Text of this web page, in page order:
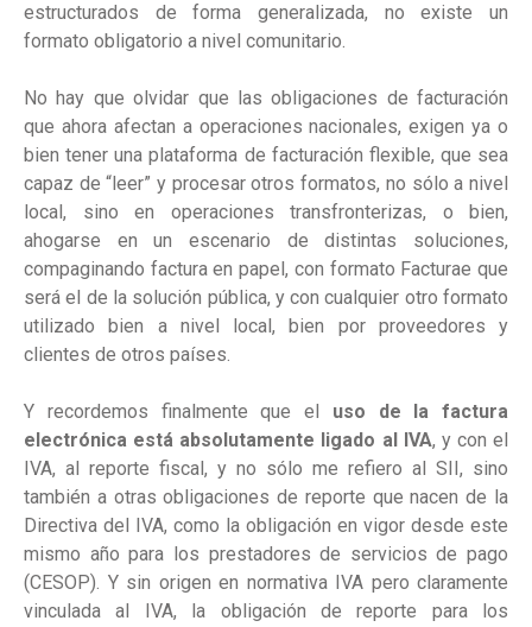
estructurados de forma generalizada, no existe un
formato obligatorio a nivel comunitario.
No hay que olvidar que las obligaciones de facturación
que ahora afectan a operaciones nacionales, exigen ya o
bien tener una plataforma de facturación flexible, que sea
capaz de “leer” y procesar otros formatos, no sólo a nivel
local, sino en operaciones transfronterizas, o bien,
ahogarse en un escenario de distintas soluciones,
compaginando factura en papel, con formato Facturae que
será el de la solución pública, y con cualquier otro formato
utilizado bien a nivel local, bien por proveedores y
clientes de otros países.
Y recordemos finalmente que el
uso de la factura
electrónica está absolutamente ligado al IVA, y con el
IVA, al reporte fiscal, y no sólo me refiero al SII, sino
también a otras obligaciones de reporte que nacen de la
Directiva del IVA, como la obligación en vigor desde este
mismo año para los prestadores de servicios de pago
(CESOP). Y sin origen en normativa IVA pero claramente
vinculada al IVA, la obligación de reporte para los